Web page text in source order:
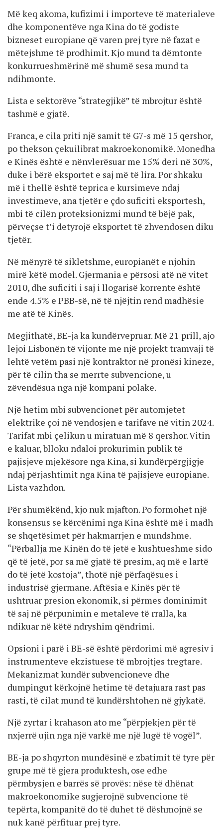
Më keq akoma, kufizimi i importeve të materialeve
dhe komponentëve nga Kina do të godiste
bizneset europiane që varen prej tyre në fazat e
mëtejshme të prodhimit. Kjo mund ta dëmtonte
konkurrueshmërinë më shumë sesa mund ta
ndihmonte.
Lista e sektorëve “strategjikë” të mbrojtur është
tashmë e gjatë.
Franca, e cila priti një samit të G7-s më 15 qershor,
po thekson çekuilibrat makroekonomikë. Monedha
e Kinës është e nënvlerësuar me 15% deri në 30%,
duke i bërë eksportet e saj më të lira. Por shkaku
më i thellë është teprica e kursimeve ndaj
investimeve, ana tjetër e çdo suficiti eksportesh,
mbi të cilën proteksionizmi mund të bëjë pak,
përveçse t’i detyrojë eksportet të zhvendosen diku
tjetër.
Në mënyrë të sikletshme, europianët e njohin
mirë këtë model. Gjermania e përsosi atë në vitet
2010, dhe suficiti i saj i llogarisë korrente është
ende 4.5% e PBB-së, në të njëjtin rend madhësie
me atë të Kinës.
Megjithatë, BE-ja ka kundërvepruar. Më 21 prill, ajo
lejoi Lisbonën të vijonte me një projekt tramvaji të
lehtë vetëm pasi një kontraktor në pronësi kineze,
për të cilin tha se merrte subvencione, u
zëvendësua nga një kompani polake.
Një hetim mbi subvencionet për automjetet
elektrike çoi në vendosjen e tarifave në vitin 2024.
Tarifat mbi çelikun u miratuan më 8 qershor. Vitin
e kaluar, blloku ndaloi prokurimin publik të
pajisjeve mjekësore nga Kina, si kundërpërgjigje
ndaj përjashtimit nga Kina të pajisjeve europiane.
Lista vazhdon.
Për shumëkënd, kjo nuk mjafton. Po formohet një
konsensus se kërcënimi nga Kina është më i madh
se shqetësimet për hakmarrjen e mundshme.
“Përballja me Kinën do të jetë e kushtueshme sido
që të jetë, por sa më gjatë të presim, aq më e lartë
do të jetë kostoja”, thotë një përfaqësues i
industrisë gjermane. Aftësia e Kinës për të
ushtruar presion ekonomik, si përmes dominimit
të saj në përpunimin e metaleve të rralla, ka
ndikuar në këtë ndryshim qëndrimi.
Opsioni i parë i BE-së është përdorimi më agresiv i
instrumenteve ekzistuese të mbrojtjes tregtare.
Mekanizmat kundër subvencioneve dhe
dumpingut kërkojnë hetime të detajuara rast pas
rasti, të cilat mund të kundërshtohen në gjykatë.
Një zyrtar i krahason ato me “përpjekjen për të
nxjerrë ujin nga një varkë me një lugë të vogël”.
BE-ja po shqyrton mundësinë e zbatimit të tyre për
grupe më të gjera produktesh, ose edhe
përmbysjen e barrës së provës: nëse të dhënat
makroekonomike sugjerojnë subvencione të
tepërta, kompanitë do të duhet të dëshmojnë se
nuk kanë përfituar prej tyre.